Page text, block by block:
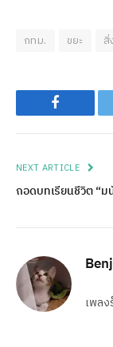
กทม. ขยะ
Facebook
NEXT ARTICLE
ถอดบทเรียนชีวิต “
เพล